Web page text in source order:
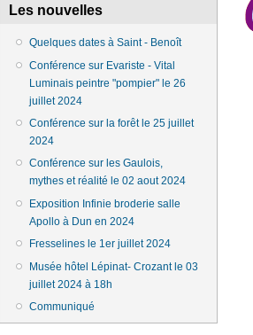
Les nouvelles
Quelques dates à Saint - Benoît
Conférence sur Evariste - Vital
Luminais peintre "pompier" le 26
juillet 2024
Conférence sur la forêt le 25 juillet
2024
Conférence sur les Gaulois,
mythes et réalité le 02 aout 2024
Exposition Infinie broderie salle
Apollo à Dun en 2024
Fresselines le 1er juillet 2024
Musée hôtel Lépinat- Crozant le 03
juillet 2024 à 18h
Communiqué